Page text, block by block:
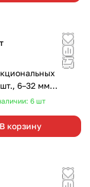
6–32 мм
6 шт
В корзину